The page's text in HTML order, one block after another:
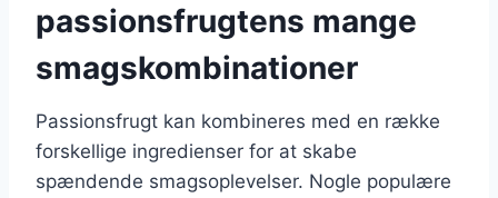
passionsfrugtens mange
smagskombinationer
Passionsfrugt kan kombineres med en række
forskellige ingredienser for at skabe
spændende smagsoplevelser. Nogle populære